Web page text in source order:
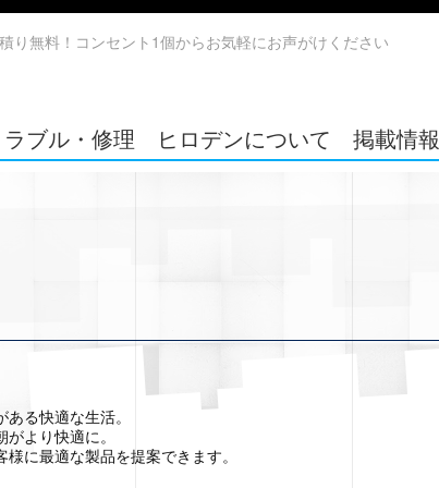
り無料！コンセント1個からお気軽にお声がけください
ブル・修理 ヒロデンについて 掲載情報
る快適な生活。
より快適に。
に最適な製品を提案できます。